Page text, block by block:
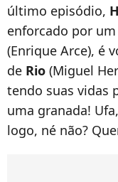
último episódio,
enforcado por
(Enrique Arce), é
de Rio (Miguel
tendo suas vidas
uma granada!
logo, né não?